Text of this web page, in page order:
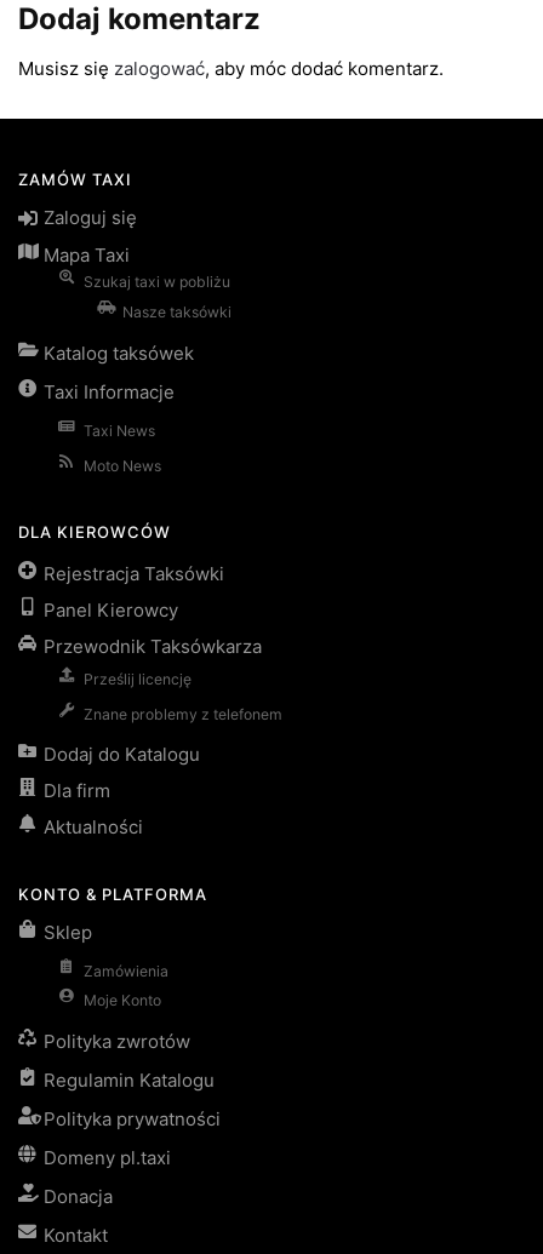
Dodaj komentarz
Musisz się zalogować, aby móc dodać komentarz.
ZAMÓW TAXI
Zaloguj się
Mapa Taxi
Szukaj taxi w pobliżu
Nasze taksówki
Katalog taksówek
Taxi Informacje
Taxi News
Moto News
DLA KIEROWCÓW
Rejestracja Taksówki
Panel Kierowcy
Przewodnik Taksówkarza
Prześlij licencję
Znane problemy z telefonem
Dodaj do Katalogu
Dla firm
Aktualności
KONTO & PLATFORMA
Sklep
Zamówienia
Moje Konto
Polityka zwrotów
Regulamin Katalogu
Polityka prywatności
Domeny pl.taxi
Donacja
Kontakt